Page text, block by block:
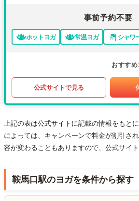
事前予約不要
ホットヨガ 常温ヨガ シャワ
おすす
公式サイトで見る
上記の表は公式サイトに記載の情報をもと
によっては、キャンペーンで料金が割引さ
容が変わることもありますので、公式サイト
鞍馬口駅のヨガを条件から探す